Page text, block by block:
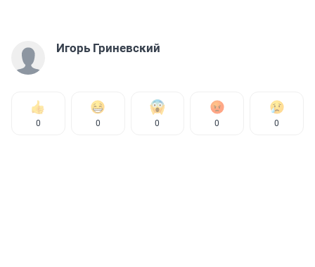
Игорь Гриневский
0 0 0 0 0